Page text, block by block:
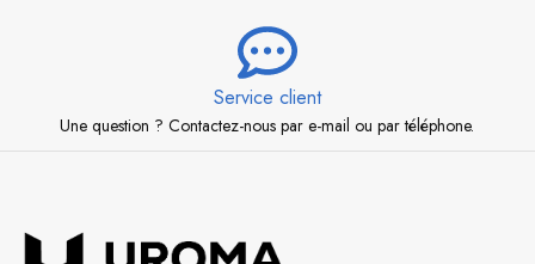
Service client
Une question ? Contactez-nous par e-mail ou par téléphone.